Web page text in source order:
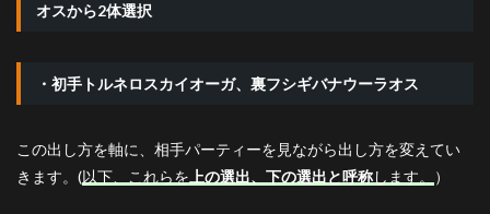
オスから2体選択
・初手トルネロスカイオーガ、裏フシギバナウーラオス
この出し方を軸に、相手パーティーを見ながら出し方を変えてい
きます。(以下、これらを 上の選出、下の選出と呼称します。 ）